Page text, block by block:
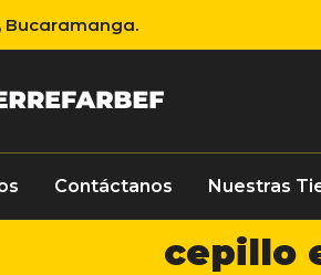
Bucaramanga.
Contáctanos Nuestras
cepillo